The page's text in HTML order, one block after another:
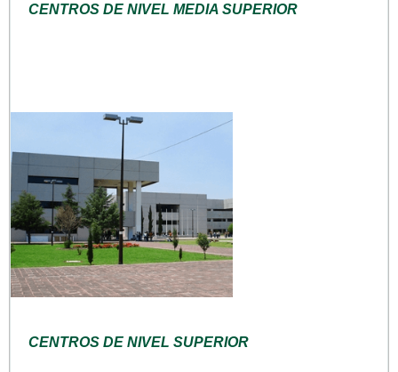
CENTROS DE NIVEL MEDIA SUPERIOR
CENTROS DE NIVEL SUPERIOR